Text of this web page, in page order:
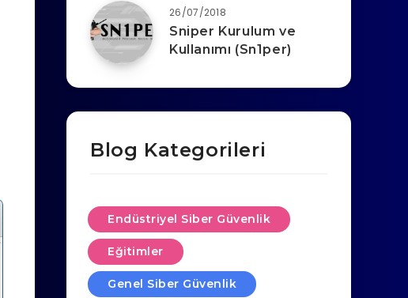
26/07/2018
Sniper Kurulum ve
Kullanımı (Sn1per)
Blog Kategorileri
Endüstriyel Siber Güvenlik
Eğitimler
Genel Siber Güvenlik